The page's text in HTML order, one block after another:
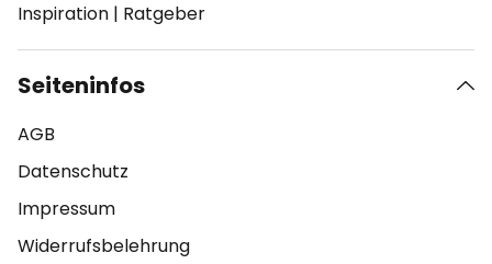
Inspiration | Ratgeber
Seiteninfos
AGB
Datenschutz
Impressum
Widerrufsbelehrung